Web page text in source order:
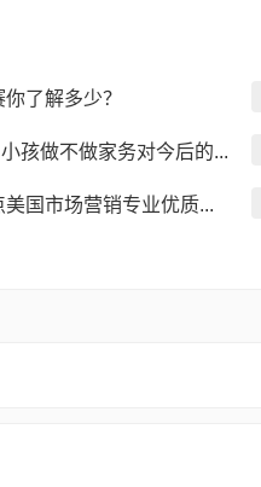
了解多少？
孩做不做家务对今后的...
美国市场营销专业优质...